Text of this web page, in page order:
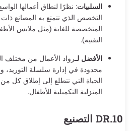
السلبيات: نظرًا لنطاق أعمالها
التخصص الذي تتمتع به المصانع ذات
المتخصصة للغاية (مثل ملابس
التقنية).
الأفضل لـرواد الأعمال من مختلف
محدودة في إدارة سلسلة التوريد،
الحياة التي تتطلع إلى إطلاق كل
المنزلية التكميلية للأطفال.
10.DR التصنيع